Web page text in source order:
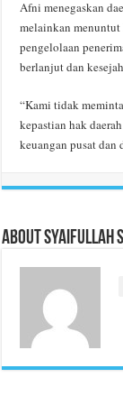
Afni menegaskan
melainkan menuntut
pengelolaan
berlanjut dan
“Kami tidak
kepastian hak
keuangan pusat dan
About Syaifullah